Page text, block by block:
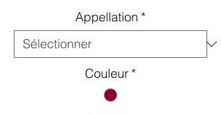
Kilogrammes
Appellation *
Couleur *